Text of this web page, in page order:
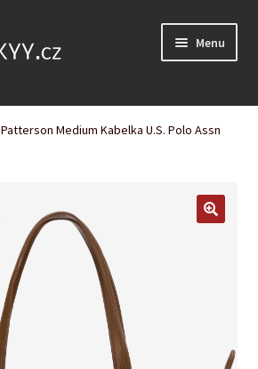
Menu
menu
Expand
child
Patterson Medium Kabelka U.S. Polo Assn